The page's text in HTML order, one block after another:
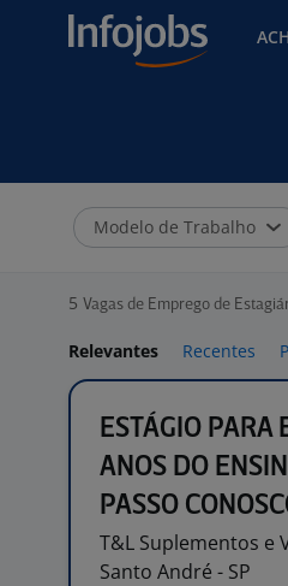
Modelo de Trabalho
5 Vagas de Emprego de
Relevantes Recentes
ESTÁGIO PARA
ANOS DO
PASSO
T&L Suplementos e
Santo André - SP